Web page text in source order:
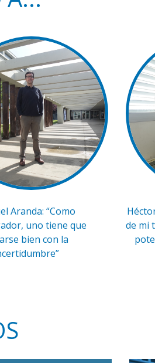
Aranda: “Como
uno tiene que
bien con la
de mi